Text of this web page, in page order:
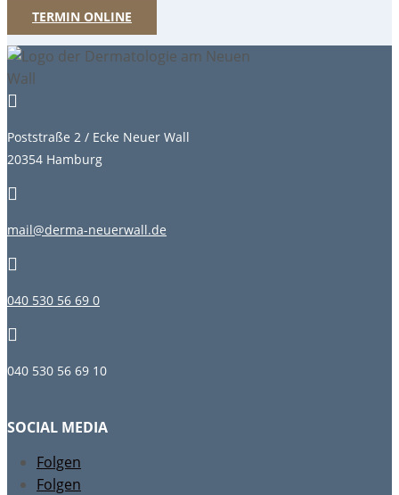
TERMIN ONLINE

Poststraße 2 / Ecke Neuer Wall
20354 Hamburg

mail@derma-neuerwall.de

040 530 56 69 0

040 530 56 69 10
SOCIAL MEDIA
Folgen
Folgen